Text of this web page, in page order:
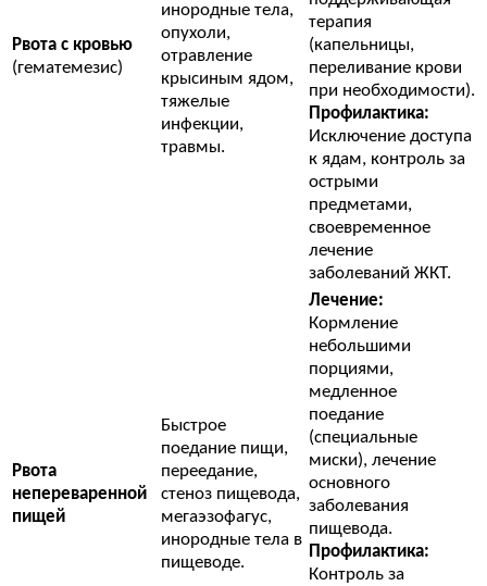
Рвота с кровью
(гематемезис)
инородные тела,
опухоли,
отравление
крысиным ядом,
тяжелые
инфекции,
травмы.
терапия
(капельницы,
переливание крови
при необходимости).
Профилактика:
Исключение доступа
к ядам, контроль за
острыми
предметами,
своевременное
лечение
заболеваний ЖКТ.
Рвота
непереваренной
пищей
Быстрое
поедание пищи,
переедание,
стеноз пищевода,
мегаэзофагус,
инородные тела в
пищеводе.
Лечение:
Кормление
небольшими
порциями,
медленное
поедание
(специальные
миски), лечение
основного
заболевания
пищевода.
Профилактика:
Контроль за